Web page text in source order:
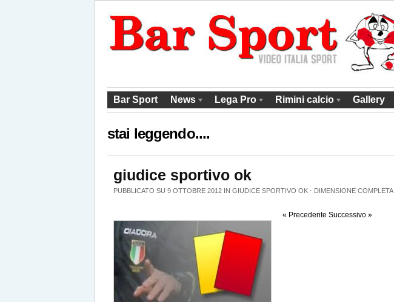
Bar Sport News Lega Pro Rimini calcio Gallery
stai leggendo....
giudice sportivo ok
PUBBLICATO SU 9 OTTOBRE 2012 IN GIUDICE SPORTIVO OK ⋅ DIMENSIONE COMPLETA
« Precedente Successivo »